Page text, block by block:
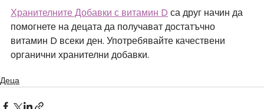
Хранителните Добавки с витамин D са друг начин да
помогнете на децата да получават достатъчно
витамин D всеки ден. Употребявайте качествени
органични хранителни добавки.
Деца